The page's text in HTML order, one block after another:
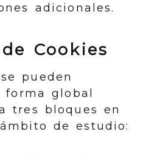
adicionales.
Cookies
pueden
global
tres bloques en
de estudio: